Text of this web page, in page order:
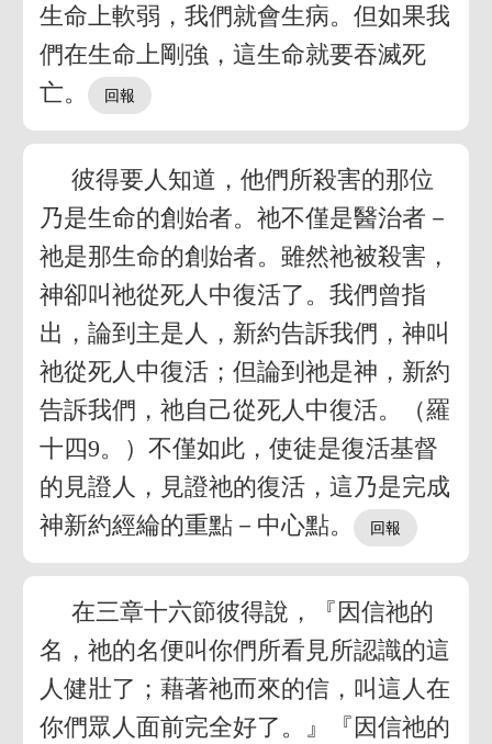
生命上軟弱，我們就會生病。但如果我
們在生命上剛強，這生命就要吞滅死
亡。
彼得要人知道，他們所殺害的那位
乃是生命的創始者。祂不僅是醫治者－
祂是那生命的創始者。雖然祂被殺害，
神卻叫祂從死人中復活了。我們曾指
出，論到主是人，新約告訴我們，神叫
祂從死人中復活；但論到祂是神，新約
告訴我們，祂自己從死人中復活。（羅
十四9。）不僅如此，使徒是復活基督
的見證人，見證祂的復活，這乃是完成
神新約經綸的重點－中心點。
在三章十六節彼得說，『因信祂的
名，祂的名便叫你們所看見所認識的這
人健壯了；藉著祂而來的信，叫這人在
你們眾人面前完全好了。』『因信祂的